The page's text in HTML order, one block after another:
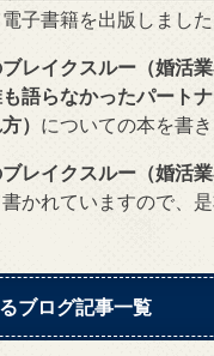
子書籍を出版しました
レイクスルー（婚活
語らなかったパート
） についての本を書き
レイクスルー（婚活
かれていますので、
ブログ記事一覧